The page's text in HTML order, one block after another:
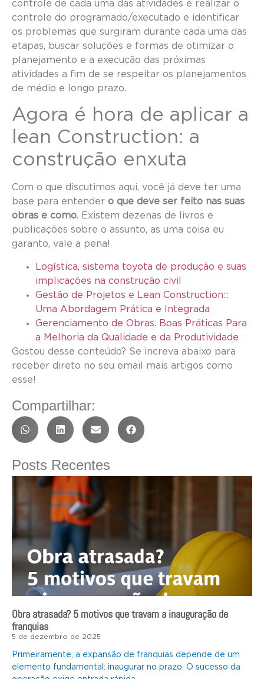
controle de cada uma das atividades e realizar o
controle do programado/executado e identificar
os problemas que surgiram durante cada uma das
etapas, buscar soluções e formas de otimizar o
planejamento e a execução das próximas
atividades a fim de se respeitar os planejamentos
de médio e longo prazo.
Agora é hora de aplicar a
lean Construction: a
construção enxuta
Com o que discutimos aqui, você já deve ter uma
base para entender o que deve ser feito nas suas
obras e como. Existem dezenas de livros e
publicações sobre o assunto, as uma coisa eu
garanto, vale a pena!
Logística, sistema toyota de produção e suas
implicações na construção civil
Gestão de Projetos e Lean Construction::
Uma Abordagem Prática e Integrada
Gerenciamento de Obras. Boas Práticas Para
a Melhoria da Qualidade e da Produtividade
Gostou desse conteúdo? Se increva abaixo para
receber direto no seu email mais artigos como
esse!
Compartilhar:
Posts Recentes
Obra atrasada? 5 motivos que travam a inauguração de
franquias
5 de dezembro de 2025
Primeiramente, a expansão de franquias depende de um
elemento fundamental: inaugurar no prazo. O sucesso da